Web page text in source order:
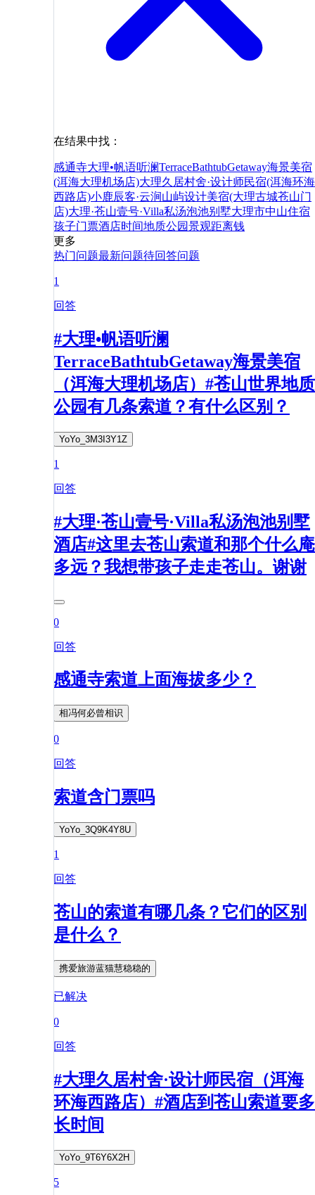
在结果中找：
感通寺大理•帆语听澜TerraceBathtubGetaway海景美宿
(洱海大理机场店)大理久居村舍·设计师民宿(洱海环海
西路店)小鹿辰客·云涧山屿设计美宿(大理古城苍山门
店)大理·苍山壹号·Villa私汤泡池别墅大理市中山住宿
孩子门票酒店时间地质公园景观距离钱
更多
热门问题最新问题待回答问题
1
回答
#大理•帆语听澜
TerraceBathtubGetaway海景美宿
（洱海大理机场店）#苍山世界地质
公园有几条索道？有什么区别？
YoYo_3M3I3Y1Z
1
回答
#大理·苍山壹号·Villa私汤泡池别墅
酒店#这里去苍山索道和那个什么庵
多远？我想带孩子走走苍山。谢谢
0
回答
感通寺索道上面海拔多少？
相冯何必曾相识
0
回答
索道含门票吗
YoYo_3Q9K4Y8U
1
回答
苍山的索道有哪几条？它们的区别
是什么？
携爱旅游蓝猫慧稳稳的
已解决
0
回答
#大理久居村舍·设计师民宿（洱海
环海西路店）#酒店到苍山索道要多
长时间
YoYo_9T6Y6X2H
5